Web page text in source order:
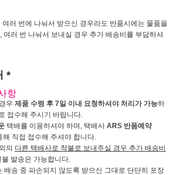
러 번에 나눠서 받으신 경우라도 반품시에는 물품을
여러 번 나눠서 보내실 경우 추가 배송비를 부담하셔
*
항
우 제품 수령 후 7일 이내 요청하셔야 처리가 가능하
접수해 주시기 바랍니다.
택배를 이용하셔야 하며, 택배사 ARS 반품예약
해 직접 접수해 주셔야 합니다.
의 다른 택배사로 착불로 보내주실 경우 추가 배송비
발송은 가능합니다.
송 중 파손되지 않도록 받으신 그대로 단단히 포장